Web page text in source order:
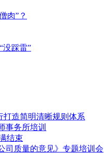
肉”？
没踩雷”
打造简明清晰规则体系
事务所培训
结束
司质量的意见》专题培训会